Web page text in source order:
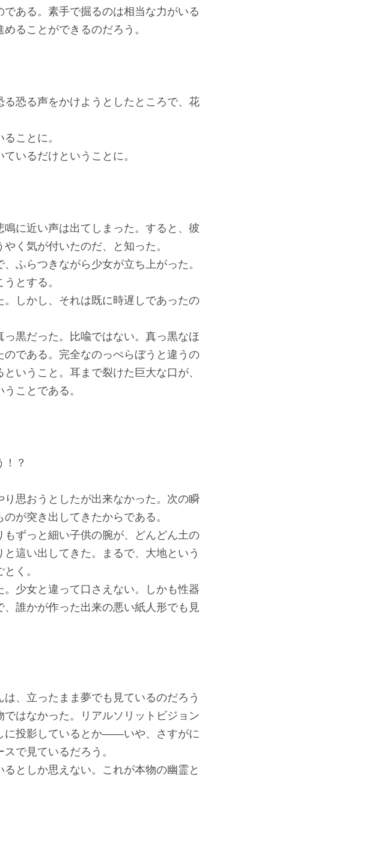
ある。素手で掘るのは相当な力がいる
ることができるのだろう。
恐る声をかけようとしたところで、花
ことに。
いるだけということに。
に近い声は出てしまった。すると、彼
く気が付いたのだ、と知った。
ふらつきながら少女が立ち上がった。
とする。
しかし、それは既に時遅しであったの
黒だった。比喩ではない。真っ黒なほ
である。完全なのっぺらぼうと違うの
いうこと。耳まで裂けた巨大な口が、
ことである。
？
思おうとしたが出来なかった。次の瞬
が突き出してきたからである。
ずっと細い子供の腕が、どんどん土の
這い出してきた。まるで、大地という
く。
少女と違って口さえない。しかも性器
誰かが作った出来の悪い紙人形でも見
、立ったまま夢でも見ているのだろう
はなかった。リアルソリットビジョン
に投影しているとか――いや、さすがに
で見ているだろう。
としか思えない。これが本物の幽霊と